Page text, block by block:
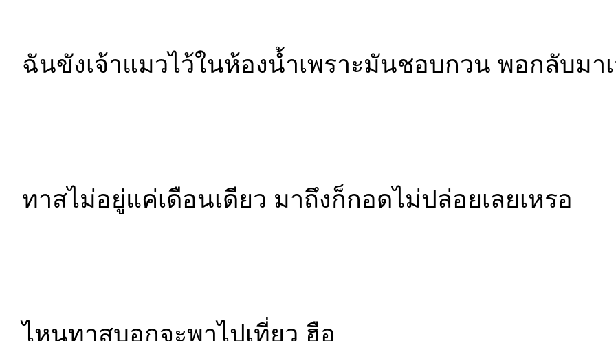
ฉันขังเจ้าแมวไว้ในห้องน้ำเพราะมันชอบกวน พอกลับมา
ทาสไม่อยู่แค่เดือนเดียว มาถึงก็กอดไม่ปล่อยเลยเหรอ
ไหนทาสบอกจะพาไปเที่ยว ฮือ